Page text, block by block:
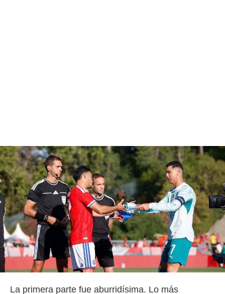
La primera parte fue aburridísima. Lo más